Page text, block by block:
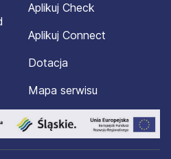
Aplikuj Check
Aplikuj Connect
Dotacja
Mapa serwisu